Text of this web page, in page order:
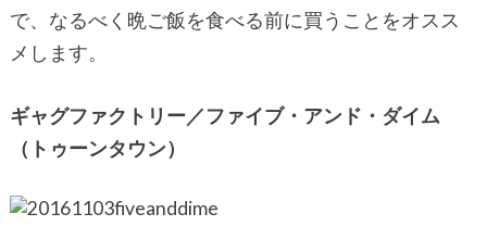
で、なるべく晩ご飯を食べる前に買うことをオスス
メします。
ギャグファクトリー／ファイブ・アンド・ダイム
（トゥーンタウン）